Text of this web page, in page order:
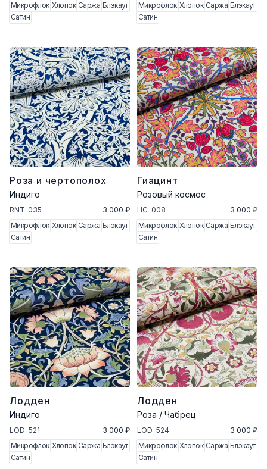
Микрофлок Хлопок Саржа Блэкаут
Сатин
Микрофлок Хлопок Саржа Блэкаут
Сатин
Роза и чертополох
Индиго
RNT-035
3 000 ₽
Микрофлок Хлопок Саржа Блэкаут
Сатин
Гиацинт
Розовый космос
HC-008
3 000 ₽
Микрофлок Хлопок Саржа Блэкаут
Сатин
Лодден
Индиго
LOD-521
3 000 ₽
Микрофлок Хлопок Саржа Блэкаут
Сатин
Лодден
Роза / Чабрец
LOD-524
3 000 ₽
Микрофлок Хлопок Саржа Блэкаут
Сатин